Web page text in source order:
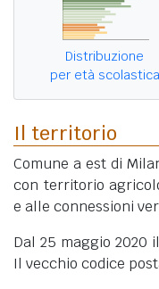
Distribuzione
per età scolastica
Il territorio
Comune a est di
con territorio
e alle connessioni
Dal 25 maggio 2020
Il vecchio codice